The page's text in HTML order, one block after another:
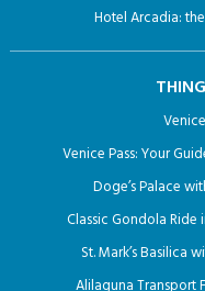
Hotel Arcadia:
Venice Pass: Your
Doge’s Palace
Classic Gondola
St. Mark’s Basilica
Alilaguna Transport